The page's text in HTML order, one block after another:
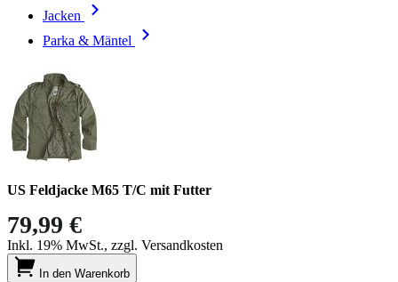
Jacken
Parka & Mäntel
US Feldjacke M65 T/C mit Futter
79,99 €
Inkl. 19% MwSt., zzgl. Versandkosten
In den Warenkorb